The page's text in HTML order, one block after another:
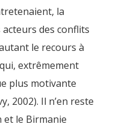
la
des conflits
le recours à
extrêmement
plus motivante
2002). Il n’en reste
et le Birmanie